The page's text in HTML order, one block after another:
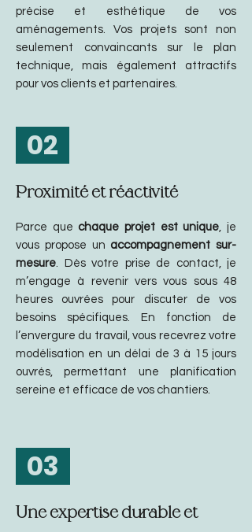
précise et esthétique de vos
aménagements. Vos projets sont non
seulement convaincants sur le plan
technique, mais également attractifs
pour vos clients et partenaires.
02
Proximité et réactivité
Parce quechaque projet est unique, je
vous propose un accompagnement sur-
mesure. Dès votre prise de contact, je
m’engage à revenir vers vous sous 48
heures ouvrées pour discuter de vos
besoins spécifiques. En fonction de
l’envergure du travail, vous recevrez votre
modélisation en un délai de 3 à 15 jours
ouvrés, permettant une planification
sereine et efficace de vos chantiers.
03
Une expertise durable et